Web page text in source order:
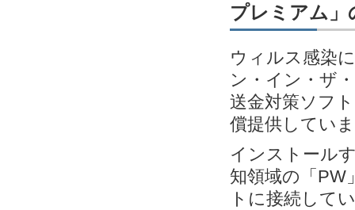
プレミアム」
ウィルス感染
ン・イン・ザ
送金対策ソフ
償提供してい
インストール
知領域の「PW
トに接続して